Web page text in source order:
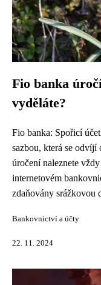
Fio banka
vyděláte?
Fio banka: Spořicí
sazbou, která se
úročení naleznete
internetovém
zdaňovány srážkovou
Bankovnictví a účty
22. 11. 2024